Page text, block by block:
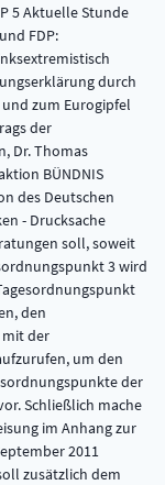
5 Aktuelle Stunde
FDP:
durch
zum Eurogipfel
der
Dr. Thomas
BÜNDNIS
des Deutschen
- Drucksache
soll, soweit
3 wird
den
mit der
um den
der
Schließlich mache
im Anhang zur
2011
zusätzlich dem